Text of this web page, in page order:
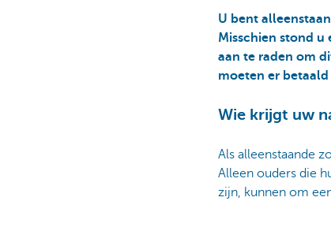
U bent
Misschien stond
aan te raden om
moeten er
Wie krijgt uw
Als alleenstaande
Alleen ouders die
zijn, kunnen om